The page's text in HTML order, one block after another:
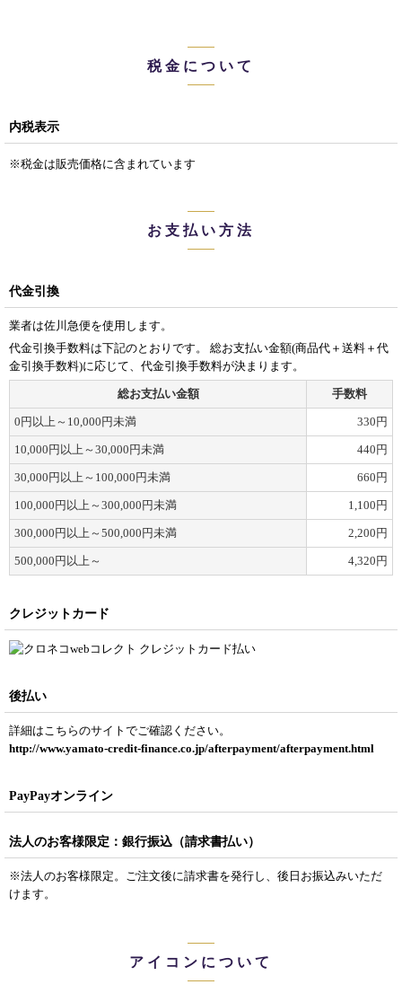
税金について
内税表示
※税金は販売価格に含まれています
お支払い方法
代金引換
業者は佐川急便を使用します。
代金引換手数料は下記のとおりです。 総お支払い金額(商品代＋送料＋代
金引換手数料)に応じて、代金引換手数料が決まります。
総お支払い金額 手数料
0 円 以上～10,000 円未満 330 円
10,000 円 以上～30,000 円未満 440 円
30,000 円 以上～100,000 円未満 660 円
100,000 円 以上～300,000 円未満 1,100 円
300,000 円 以上～500,000 円未満 2,200 円
500,000 円 以上～ 4,320 円
クレジットカード
後払い
詳細はこちらのサイトでご確認ください。
http://www.yamato-credit-finance.co.jp/afterpayment/afterpayment.html
PayPayオンライン
法人のお客様限定：銀行振込（請求書払い）
※法人のお客様限定。ご注文後に請求書を発行し、後日お振込みいただ
けます。
アイコンについて